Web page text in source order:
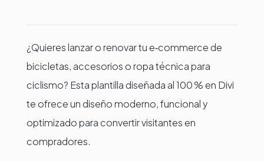
¿Quieres lanzar o renovar tu e‑commerce de
bicicletas, accesorios o ropa técnica para
ciclismo? Esta plantilla diseñada al 100 % en Divi
te ofrece un diseño moderno, funcional y
optimizado para convertir visitantes en
compradores.